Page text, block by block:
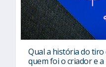
Qual a história do
quem foi o criador e